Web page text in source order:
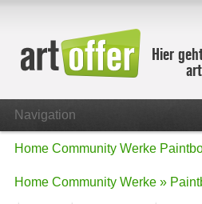
Hier
Navigation
Home Community Werke
Home Community Werke »